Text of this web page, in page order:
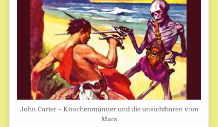
John Carter – Knochenmänner und die unsichtbaren vom
Mars